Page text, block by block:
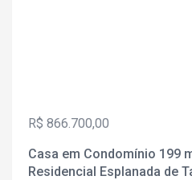
R$ 866.700,00
Casa em Condomínio 199
Residencial Esplanada de